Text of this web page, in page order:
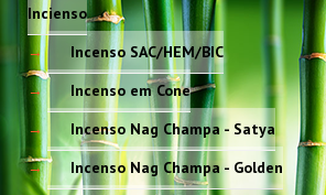
Incienso
Incenso SAC/HEM/BIC
Incenso em Cone
Incenso Nag Champa - Satya
Incenso Nag Champa - Golden